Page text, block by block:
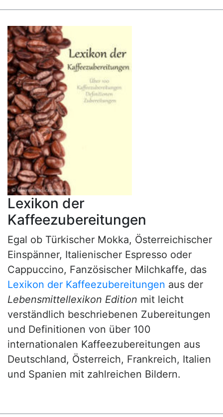
Lexikon der
Kaffeezubereitungen
Egal ob Türkischer Mokka, Österreichischer
Einspänner, Italienischer Espresso oder
Cappuccino, Fanzösischer Milchkaffe, das
Lexikon der Kaffeezubereitungen aus der
Lebensmittellexikon Edition mit leicht
verständlich beschriebenen Zubereitungen
und Definitionen von über 100
internationalen Kaffeezubereitungen aus
Deutschland, Österreich, Frankreich, Italien
und Spanien mit zahlreichen Bildern.